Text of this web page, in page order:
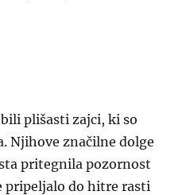
plišasti zajci, ki so
Njihove značilne dolge
pritegnila pozornost
pripeljalo do hitre rasti